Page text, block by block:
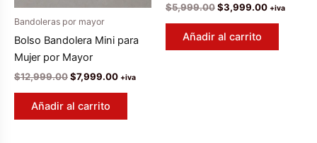
Bandoleras por mayor
Bolso Bandolera Mini para
Mujer por Mayor
$12,999.00El
original
era:
$7,999.00El+iva
Añadir al carrito
$5,999.00El
original
era:
$3,999.00El+iva
Añadir al carrito